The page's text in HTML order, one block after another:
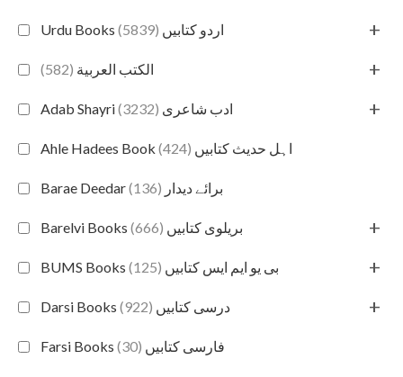
Urdu Books اردو کتابیں (5839) +
الكتب العربية (582) +
Adab Shayri ادب شاعری (3232) +
Ahle Hadees Book اہل حدیث کتابیں (424)
Barae Deedar برائے دیدار (136)
Barelvi Books بریلوی کتابیں (666) +
BUMS Books بی یو ایم ایس کتابیں (125) +
Darsi Books درسی کتابیں (922) +
Farsi Books فارسی کتابیں (30)